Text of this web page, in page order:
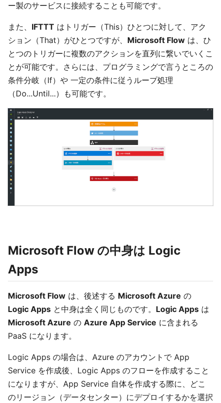
ー製のサービスに接続することも可能です。
また、 IFTTT はトリガー（This）ひとつに対して、アク
ション（That）がひとつですが、 Microsoft Flow は、ひ
とつのトリガーに複数のアクションを直列に繋いでいくこ
とが可能です。さらには、プログラミングで言うところの
条件分岐（If）や 一定の条件に従うループ処理
（Do...Until...）も可能です。
Microsoft Flow の中身は Logic
Apps
Microsoft Flow は、後述する Microsoft Azure の
Logic Apps と中身は全く同じものです。 Logic Apps は
Microsoft Azure の Azure App Service に含まれる
PaaS になります。
Logic Apps の場合は、Azure のアカウントで App
Service を作成後、Logic Apps のフローを作成すること
になりますが、App Service 自体を作成する際に、どこ
のリージョン（データセンター）にデプロイするかを選択